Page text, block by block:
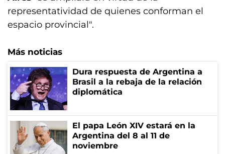
representatividad de quienes conforman el
espacio provincial".
Más noticias
Dura respuesta de Argentina a
Brasil a la rebaja de la relación
diplomática
El papa León XIV estará en la
Argentina del 8 al 11 de
noviembre